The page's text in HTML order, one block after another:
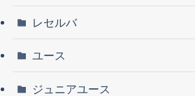
レセルバ
ユース
ジュニアユース